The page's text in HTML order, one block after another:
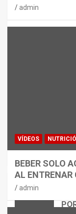
admin
VÍDEOS
BEBER SOLO
AL ENTRENAR
admin